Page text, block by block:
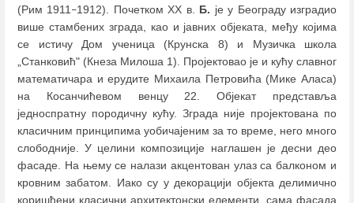
(Рим 1911–1912). Почетком XX в. Б. је у Београду изградио
више стамбених зграда, као и јавних објеката, међу којима
се истичу Дом ученица (Крунска 8) и Музичка школа
„Станковић" (Кнеза Милоша 1). Пројектовао је и кућу славног
математичара и ерудите Михаила Петровића (Мике Аласа)
на Косанчићевом венцу 22. Објекат представља
једноспратну породичну кућу. Зграда није пројектована по
класичним принципима уобичајеним за то време, него много
слободније. У целини композиције наглашен је десни део
фасаде. На њему се налази акцентован улаз са балконом и
кровним забатом. Иако су у декорацији објекта делимично
коришћени класични архитектонски елементи, сама фасада